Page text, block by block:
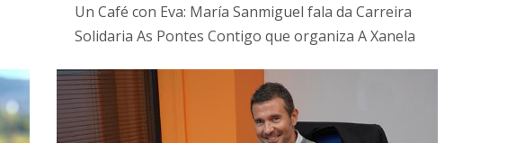
Un Café con Eva: María Sanmiguel fala da Carreira
Solidaria As Pontes Contigo que organiza A Xanela